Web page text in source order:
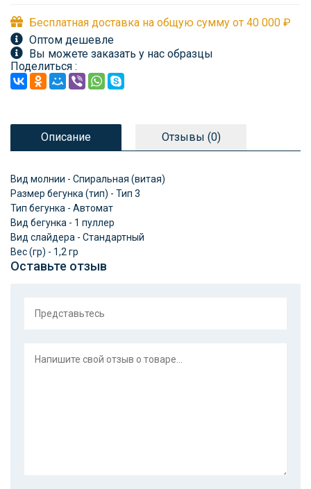
Бесплатная доставка на общую сумму от 40 000 ₽
Оптом дешевле
Вы можете заказать у нас образцы
Поделиться :
Описание Отзывы (0)
Вид молнии - Спиральная (витая)
Размер бегунка (тип) - Тип 3
Тип бегунка - Автомат
Вид бегунка - 1 пуллер
Вид слайдера - Стандартный
Вес (гр) - 1,2 гр
Оставьте отзыв